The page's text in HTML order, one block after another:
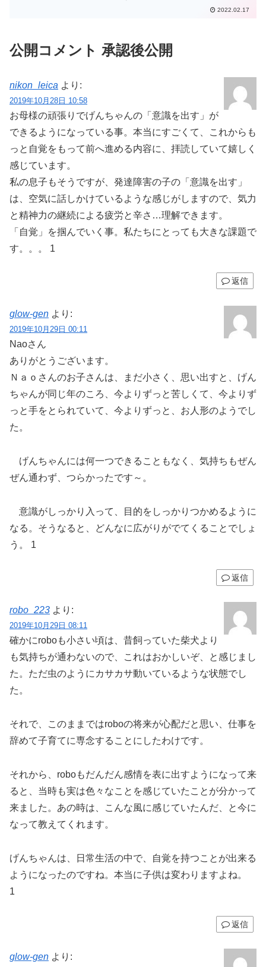
はいやだ。」とか、「こうしたいんだ
～。あの人は嫌いだ～。勉強はいやだ
2022.02.17
公開コメント 承認後公開
nikon_leica より:
2019年10月28日 10:58
お母様の頑張りでげんちゃんの「意識を出す」が
できるようになっている事。本当にすごくて、これからも
っと自覚をもって前へ進める内容に、拝読していて嬉しく
感じています。
私の息子もそうですが、発達障害の子の「意識を出す」
は、空気に話しかけているような感じがしますので、気力
と精神力の継続による疲労と辛さ…理解できます。
「自覚」を掴んでいく事。私たちにとっても大きな課題で
す。。。 1
返信
glow-gen より:
2019年10月29日 00:11
Naoさん
ありがとうございます。
Ｎａｏさんのお子さんは、まだ小さく、思い出すと、げん
ちゃんが同じ年のころ、今よりずっと苦しくて、今よりず
っと手をとられていて、今よりずっと、お人形のようでし
た。
げんちゃんには何一つできることもなく、気持ちもぜん
ぜん通わず、つらかったです～。
意識がしっかり入って、目的をしっかりつかめるように
なる。そうなると、どんなに広がりがでてくることでしょ
う。 1
返信
robo_223 より:
2019年10月29日 08:11
確かにroboも小さい頃は、昔飼っていた柴犬より
も気持ちが通わないので、これはおかしいぞ、と感じまし
た。ただ虫のようにカサカサ動いているような状態でし
た。
それで、このままではroboの将来が心配だと思い、仕事を
辞めて子育てに専念することにしたわけです。
それから、roboもだんだん感情を表に出すようになって来
ると、当時も実は色々なことを感じていたことが分かって
来ました。あの時は、こんな風に感じていたんだ、と今に
なって教えてくれます。
げんちゃんは、日常生活の中で、自覚を持つことが出来る
ようになったのですね。本当に子供は変わりますよね。
1
返信
glow-gen より: